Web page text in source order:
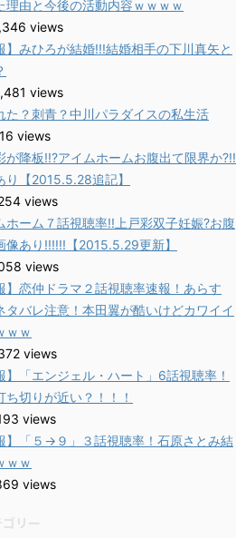
理由と今後の活動内容ｗｗｗｗ
views
】みひろが結婚!!!結婚相手の下川真矢と
views
た？刺青？中川パラダイスの私生活
views
が降板!!?アイムホームお腹出て限界か?!!
り【2015.5.28追記】
views
ホーム７話視聴率!!上戸彩双子妊娠?お腹
像あり!!!!!!【2015.5.29更新】
views
】恋仲ドラマ２話視聴率速報！あらす
タバレ注意！本田翼が酷いけどカワイイ
ｗｗ
views
】「エンジェル・ハート」6話視聴率！
ち切りが近い？！！！
views
】「５→９」３話視聴率！石原さとみ結
ｗｗ
views